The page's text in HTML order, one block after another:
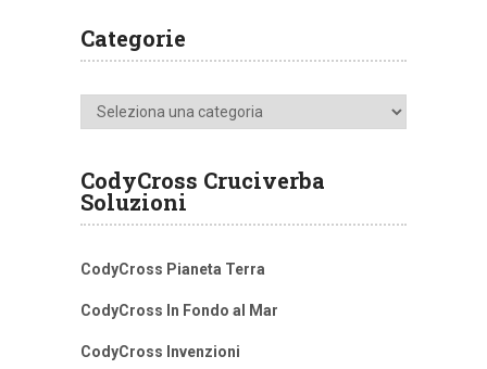
Categorie
Categorie
CodyCross Cruciverba
Soluzioni
CodyCross Pianeta Terra
CodyCross In Fondo al Mar
CodyCross Invenzioni